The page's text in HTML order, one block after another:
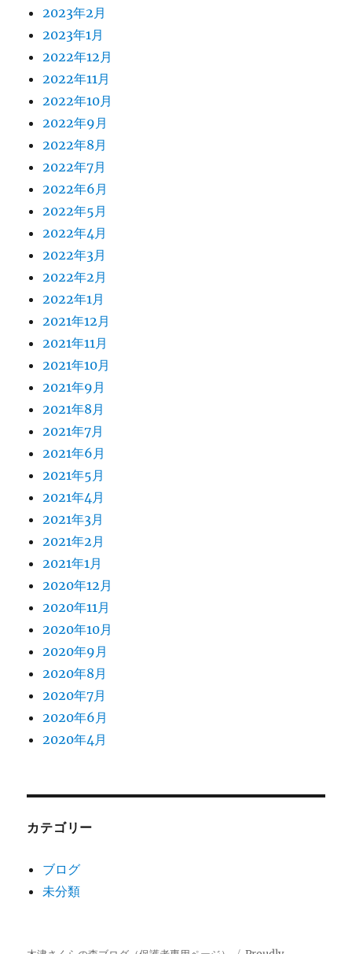
2023年2月
2023年1月
2022年12月
2022年11月
2022年10月
2022年9月
2022年8月
2022年7月
2022年6月
2022年5月
2022年4月
2022年3月
2022年2月
2022年1月
2021年12月
2021年11月
2021年10月
2021年9月
2021年8月
2021年7月
2021年6月
2021年5月
2021年4月
2021年3月
2021年2月
2021年1月
2020年12月
2020年11月
2020年10月
2020年9月
2020年8月
2020年7月
2020年6月
2020年4月
カテゴリー
ブログ
未分類